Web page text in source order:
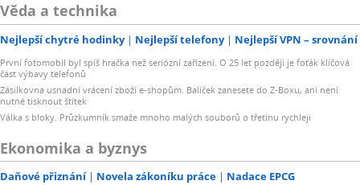
Věda a technika
Nejlepší chytré hodinky Nejlepší telefony Nejlepší VPN – srovnání
První fotomobil byl spíš hračka než seriózní zařízení. O 25 let později je foťák klíčová
část výbavy telefonů
Zásilkovna usnadní vrácení zboží e-shopům. Balíček zanesete do Z-Boxu, ani není
nutné tisknout štítek
Válka s bloky. Průzkumník smaže mnoho malých souborů o třetinu rychleji
Ekonomika a byznys
Daňové přiznání Novela zákoníku práce Nadace EPCG